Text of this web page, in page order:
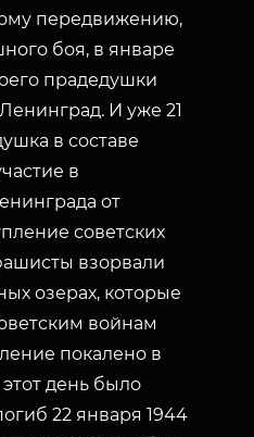
передвижению,
боя, в январе
прадедушки
И уже 21
в составе
в
от
советских
взорвали
озерах, которые
войнам
покалено в
день было
22 января 1944